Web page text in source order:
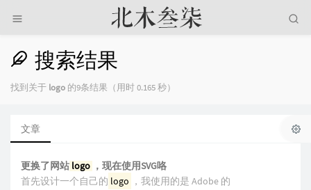
搜索结果
找到关于 logo 的9条结果（用时 0.165 秒）
文章
更换了网站 logo ，现在使用SVG咯
首先设计一个自己的 logo ，我使用的是 Adobe 的